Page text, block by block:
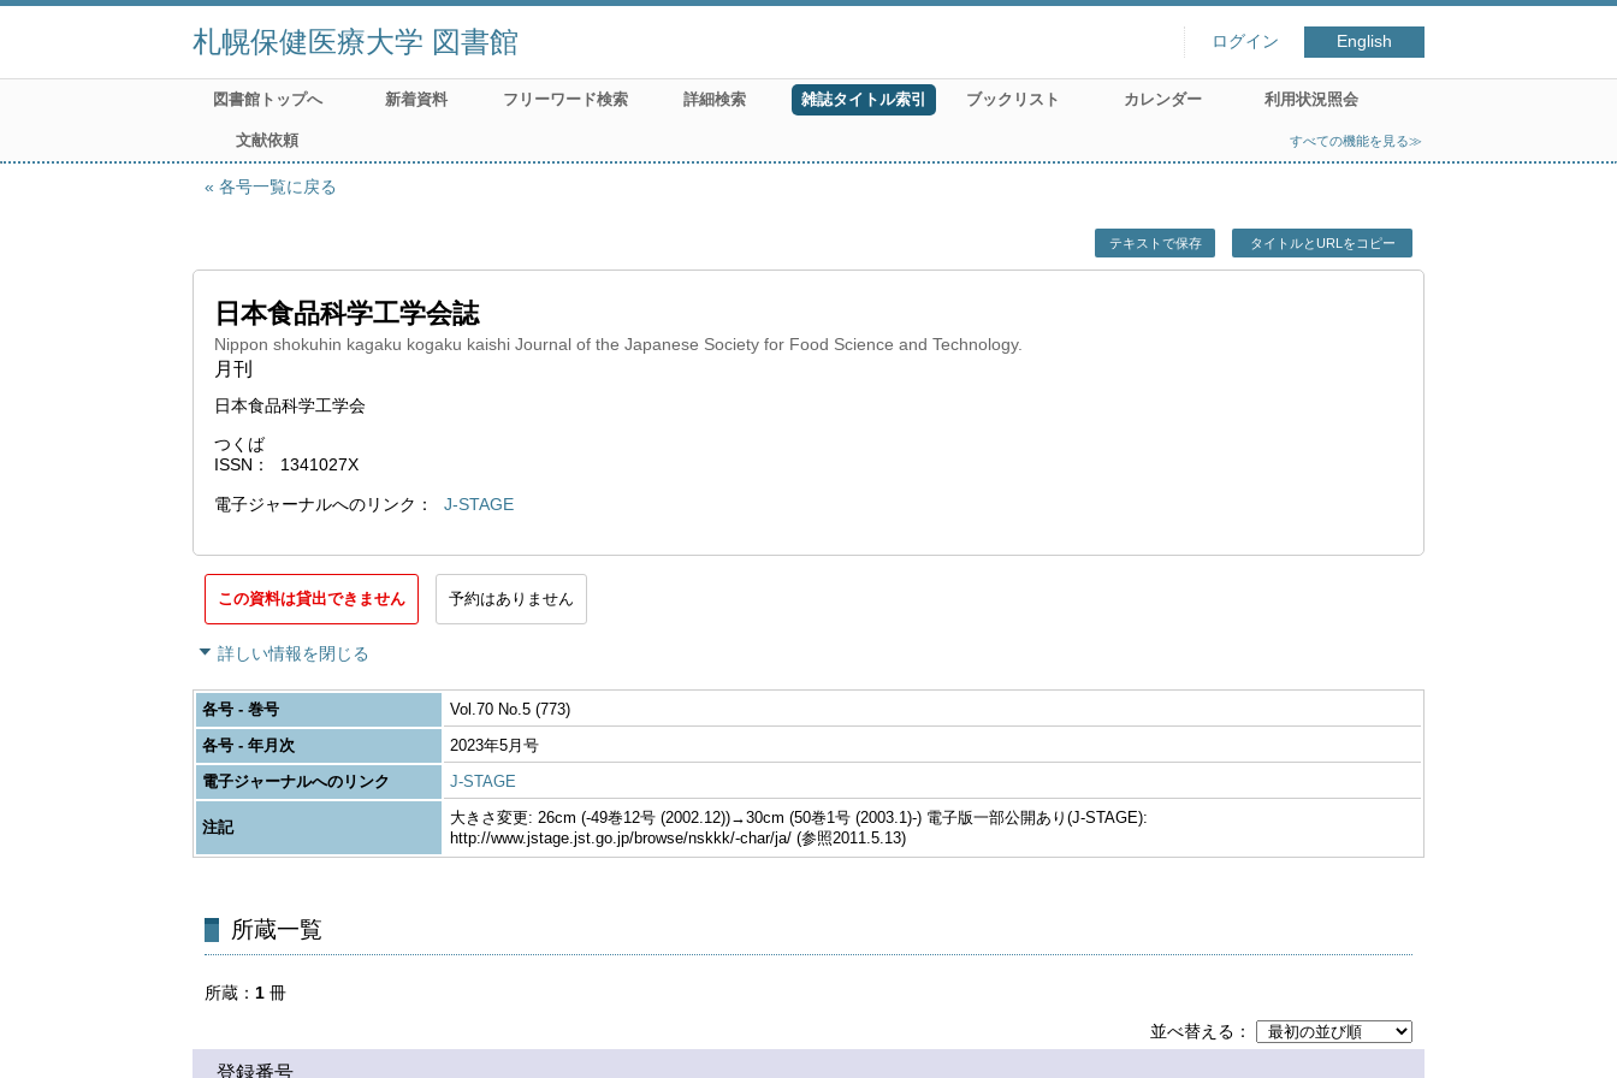
札幌保健医療大学 図書館 ログイン English
図書館トップへ 新着資料 フリーワード検索 詳細検索 雑誌タイトル索引 ブックリスト カレンダー 利用状況照会
文献依頼 すべての機能を見る≫
各号一覧に戻る
テキストで保存 タイトルとURLをコピー
日本食品科学工学会誌
Nippon shokuhin kagaku kogaku kaishi Journal of the Japanese Society for Food Science and Technology.
月刊
日本食品科学工学会
つくば
ISSN
1341027X
電子ジャーナルへのリンク J-STAGE
この資料は貸出できません 予約はありません
詳しい情報を閉じる
各号 - 巻号
Vol.70 No.5 (773)
各号 - 年月次
2023年5月号
電子ジャーナルへのリンク
J-STAGE
注記
大きさ変更: 26cm (-49巻12号 (2002.12))→30cm (50巻1号 (2003.1)-) 電子版一部公開あり(J-STAGE):
http://www.jstage.jst.go.jp/browse/nskkk/-char/ja/ (参照2011.5.13)
所蔵一覧
所蔵 1 冊
並べ替える
登録番号